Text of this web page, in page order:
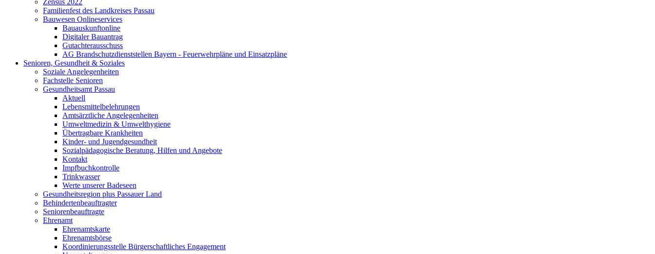
Zensus 2022
Familienfest des Landkreises Passau
Bauwesen Onlineservices
Bauauskunftonline
Digitaler Bauantrag
Gutachterausschuss
AG Brandschutzdienststellen Bayern - Feuerwehrpläne und Einsatzpläne
Senioren, Gesundheit & Soziales
Soziale Angelegenheiten
Fachstelle Senioren
Gesundheitsamt Passau
Aktuell
Lebensmittelbelehrungen
Amtsärztliche Angelegenheiten
Umweltmedizin & Umwelthygiene
Übertragbare Krankheiten
Kinder- und Jugendgesundheit
Sozialpädagogische Beratung, Hilfen und Angebote
Kontakt
Impfbuchkontrolle
Trinkwasser
Werte unserer Badeseen
Gesundheitsregion plus Passauer Land
Behindertenbeauftragter
Seniorenbeauftragte
Ehrenamt
Ehrenamtskarte
Ehrenamtsbörse
Koordinierungsstelle Bürgerschaftliches Engagement